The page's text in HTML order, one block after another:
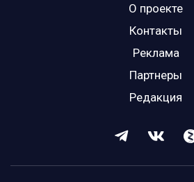
О проекте
Контакты
Реклама
Партнеры
Редакция